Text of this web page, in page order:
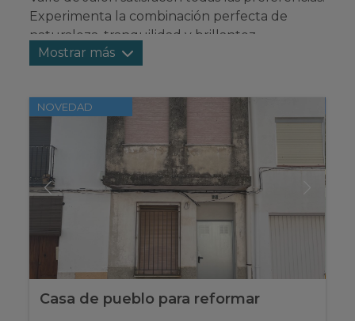
Experimenta la combinación perfecta de
naturaleza, tranquilidad y brillantez
arquitectónica en esta codiciada región.
de Jalón tu hogar.
Mostrar más
NOVEDAD
Casa de pueblo para reformar